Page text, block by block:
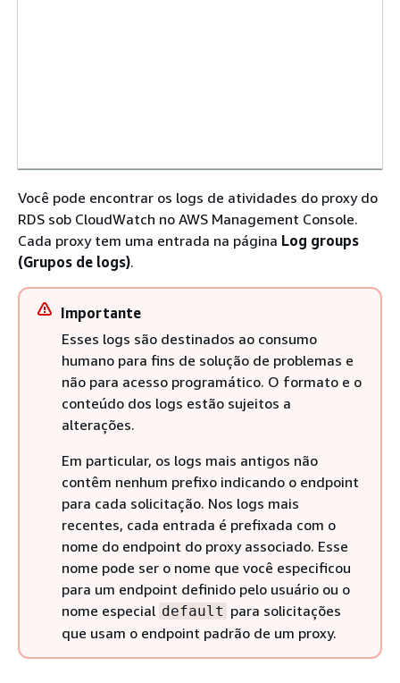
Você pode encontrar os logs de atividades do proxy do
RDS sob CloudWatch no AWS Management Console.
Cada proxy tem uma entrada na página Log groups
(Grupos de logs).
Importante
Esses logs são destinados ao consumo
humano para fins de solução de problemas e
não para acesso programático. O formato e o
conteúdo dos logs estão sujeitos a
alterações.
Em particular, os logs mais antigos não
contêm nenhum prefixo indicando o endpoint
para cada solicitação. Nos logs mais
recentes, cada entrada é prefixada com o
nome do endpoint do proxy associado. Esse
nome pode ser o nome que você especificou
para um endpoint definido pelo usuário ou o
nome especial default para solicitações
que usam o endpoint padrão de um proxy.